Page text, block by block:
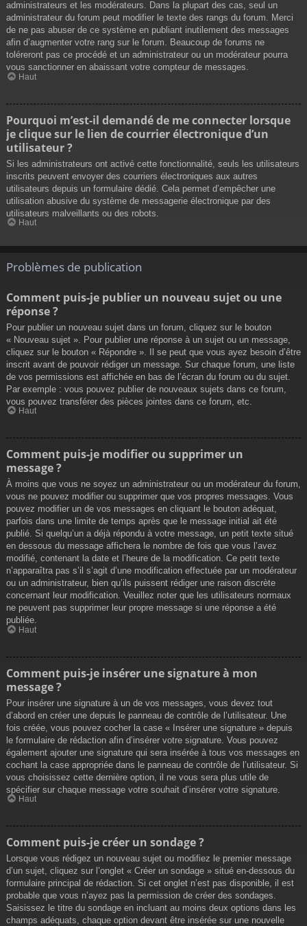
administrateurs et les modérateurs. Dans la plupart des cas, seul un
administrateur du forum peut modifier le texte des rangs du forum. Merci
de ne pas abuser de ce système en publiant inutilement des messages
afin d’augmenter votre rang sur le forum. Beaucoup de forums ne
toléreront pas ce procédé et un administrateur ou un modérateur pourra
vous sanctionner en abaissant votre compteur de messages.
Haut
Pourquoi m’est-il demandé de me connecter lorsque
je clique sur le lien de courrier électronique d’un
utilisateur ?
Si les administrateurs ont activé cette fonctionnalité, seuls les utilisateurs
inscrits peuvent envoyer des courriers électroniques aux autres
utilisateurs depuis un formulaire dédié. Cela permet d’empêcher une
utilisation abusive du système de messagerie électronique par des
utilisateurs malveillants ou des robots.
Haut
Problèmes de publication
Comment puis-je publier un nouveau sujet ou une
réponse ?
Pour publier un nouveau sujet dans un forum, cliquez sur le bouton
« Nouveau sujet ». Pour publier une réponse à un sujet ou un message,
cliquez sur le bouton « Répondre ». Il se peut que vous ayez besoin d’être
inscrit avant de pouvoir rédiger un message. Sur chaque forum, une liste
de vos permissions est affichée en bas de l’écran du forum ou du sujet.
Par exemple : vous pouvez publier de nouveaux sujets dans ce forum,
vous pouvez transférer des pièces jointes dans ce forum, etc.
Haut
Comment puis-je modifier ou supprimer un
message ?
À moins que vous ne soyez un administrateur ou un modérateur du forum,
vous ne pouvez modifier ou supprimer que vos propres messages. Vous
pouvez modifier un de vos messages en cliquant le bouton adéquat,
parfois dans une limite de temps après que le message initial ait été
publié. Si quelqu’un a déjà répondu à votre message, un petit texte situé
en dessous du message affichera le nombre de fois que vous l’avez
modifié, contenant la date et l’heure de la modification. Ce petit texte
n’apparaîtra pas s’il s’agit d’une modification effectuée par un modérateur
ou un administrateur, bien qu’ils puissent rédiger une raison discrète
concernant leur modification. Veuillez noter que les utilisateurs normaux
ne peuvent pas supprimer leur propre message si une réponse a été
publiée.
Haut
Comment puis-je insérer une signature à mon
message ?
Pour insérer une signature à un de vos messages, vous devez tout
d’abord en créer une depuis le panneau de contrôle de l’utilisateur. Une
fois créée, vous pouvez cocher la case « Insérer une signature » depuis
le formulaire de rédaction afin d’insérer votre signature. Vous pouvez
également ajouter une signature qui sera insérée à tous vos messages en
cochant la case appropriée dans le panneau de contrôle de l’utilisateur. Si
vous choisissez cette dernière option, il ne vous sera plus utile de
spécifier sur chaque message votre souhait d’insérer votre signature.
Haut
Comment puis-je créer un sondage ?
Lorsque vous rédigez un nouveau sujet ou modifiez le premier message
d’un sujet, cliquez sur l’onglet « Créer un sondage » situé en-dessous du
formulaire principal de rédaction. Si cet onglet n’est pas disponible, il est
probable que vous n’ayez pas la permission de créer des sondages.
Saisissez le titre du sondage en incluant au moins deux options dans les
champs adéquats, chaque option devant être insérée sur une nouvelle